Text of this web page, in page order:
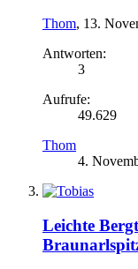
Thom, 13.
Antworten:
3
Aufrufe:
49.629
Thom
4.
Leichte